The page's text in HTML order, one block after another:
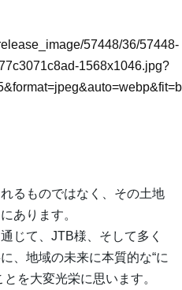
57448/36/57448-
1568x1046.jpg?
るものではなく、その土地
あります。
じて、JTB様、そして多く
、地域の未来に本質的な“に
を大変光栄に思います。